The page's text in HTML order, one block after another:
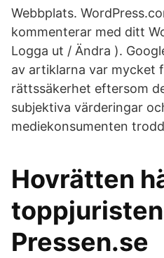
Webbplats.
kommenterar med ditt
Logga ut / Ändra ).
av artiklarna var mycket
rättssäkerhet eftersom
subjektiva värderingar
mediekonsumenten
Hovrätten
Pressen.se